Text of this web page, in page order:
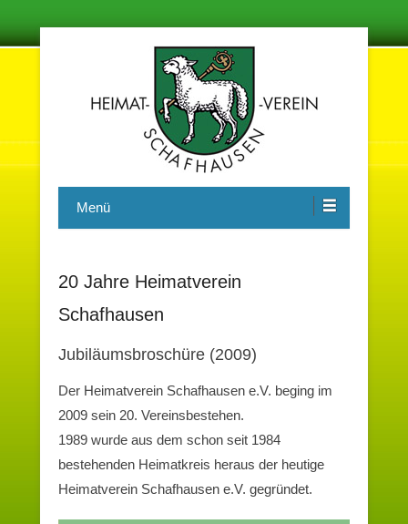
Heimatverein Schafhausen e.V.
Menü
20 Jahre Heimatverein
Schafhausen
Jubiläumsbroschüre (2009)
Der Heimatverein Schafhausen e.V. beging im
2009 sein 20. Vereinsbestehen.
1989 wurde aus dem schon seit 1984
bestehenden Heimatkreis heraus der heutige
Heimatverein Schafhausen e.V. gegründet.